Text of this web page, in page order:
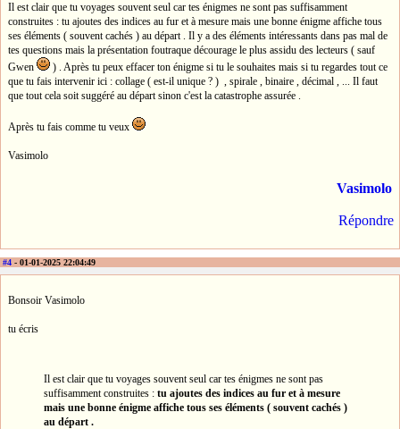
Il est clair que tu voyages souvent seul car tes énigmes ne sont pas suffisamment
construites : tu ajoutes des indices au fur et à mesure mais une bonne énigme affiche tous
ses éléments ( souvent cachés ) au départ . Il y a des éléments intéressants dans pas mal de
tes questions mais la présentation foutraque décourage le plus assidu des lecteurs ( sauf
Gwen
) . Après tu peux effacer ton énigme si tu le souhaites mais si tu regardes tout ce
que tu fais intervenir ici : collage ( est-il unique ? ) , spirale , binaire , décimal , ... Il faut
que tout cela soit suggéré au départ sinon c'est la catastrophe assurée .
Après tu fais comme tu veux
Vasimolo
Vasimolo
Répondre
#4 - 01-01-2025 22:04:49
Bonsoir Vasimolo
tu écris
Il est clair que tu voyages souvent seul car tes énigmes ne sont pas
suffisamment construites : tu ajoutes des indices au fur et à mesure
mais une bonne énigme affiche tous ses éléments ( souvent cachés )
au départ .